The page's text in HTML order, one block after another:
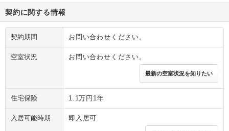
契約に関する情報
契約期間 お問い合わせください。
空室状況 お問い合わせください。
最新の空室状況を知りたい
住宅保険 1.1万円1年
入居可能時期 即入居可